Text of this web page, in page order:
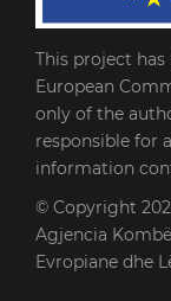
This project
European
only of the
responsible for
information
© Copyright
Agjencia
Evropiane dhe